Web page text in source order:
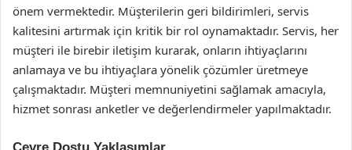
önem vermektedir. Müşterilerin geri bildirimleri, servis
kalitesini artırmak için kritik bir rol oynamaktadır. Servis, her
müşteri ile birebir iletişim kurarak, onların ihtiyaçlarını
anlamaya ve bu ihtiyaçlara yönelik çözümler üretmeye
çalışmaktadır. Müşteri memnuniyetini sağlamak amacıyla,
hizmet sonrası anketler ve değerlendirmeler yapılmaktadır.
Çevre Dostu Yaklaşımlar